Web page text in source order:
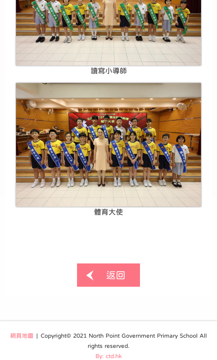
讀寫小導師
體育大使
返回
網頁地圖 | Copyright© 2021 North Point Government Primary School All
rights reserved.
By: ctd.hk